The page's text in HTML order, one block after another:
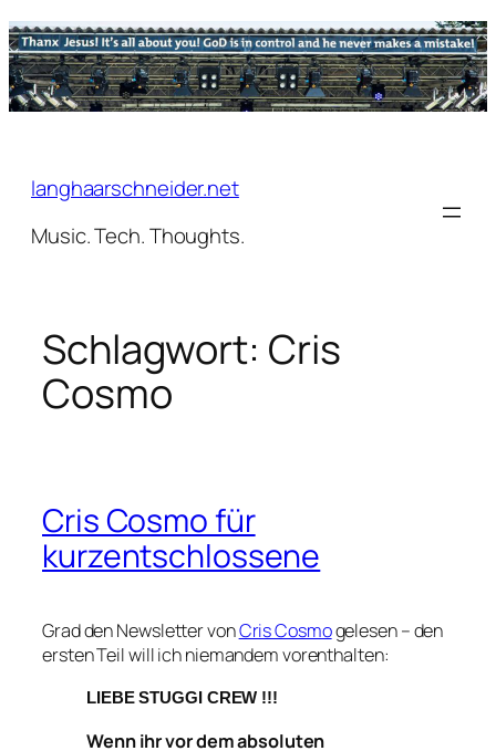
Zum
Inhalt
springen
langhaarschneider.net
Music. Tech. Thoughts.
Schlagwort: Cris
Cosmo
Cris Cosmo für
kurzentschlossene
Grad den Newsletter vonCris Cosmogelesen – den
ersten Teil will ich niemandem vorenthalten:
LIEBE STUGGI CREW !!!
Wenn ihr vor dem absoluten